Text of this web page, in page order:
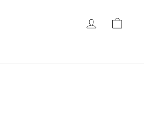
LOG IN